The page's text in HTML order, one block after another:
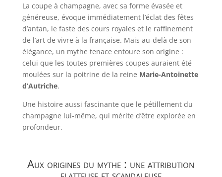
La coupe à champagne, avec sa forme évasée et
généreuse, évoque immédiatement l’éclat des fêtes
d’antan, le faste des cours royales et le raffinement
de l’art de vivre à la française. Mais au-delà de son
élégance, un mythe tenace entoure son origine :
celui que les toutes premières coupes auraient été
moulées sur la poitrine de la reine Marie-Antoinette
d’Autriche.
Une histoire aussi fascinante que le pétillement du
champagne lui-même, qui mérite d’être explorée en
profondeur.
Aux origines du mythe : une attribution